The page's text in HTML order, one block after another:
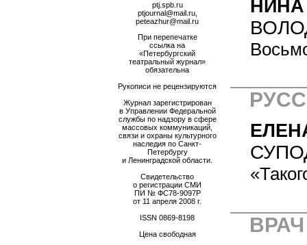
ptj.spb.ru
ptjournal@mail.ru,
peteazhur@mail.ru
При перепечатке
ссылка на
«Петербургский
театральный журнал»
обязательна
Рукописи не рецензируются
Журнал зарегистрирован
в Управлении Федеральной
службы по надзору в сфере
массовых коммуникаций,
связи и охраны культурного
наследия по Санкт-
Петербургу
и Ленинградской области.
Свидетельство
о регистрации СМИ
ПИ № ФС78-9097Р
от 11 апреля 2008 г.
ISSN 0869-8198
Цена свободная